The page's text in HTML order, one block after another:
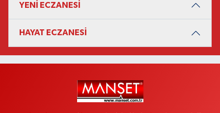
YENİ ECZANESİ
HAYAT ECZANESİ